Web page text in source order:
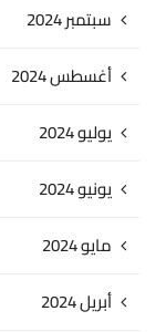
سبتمبر 2024
أغسطس 2024
يوليو 2024
يونيو 2024
مايو 2024
أبريل 2024